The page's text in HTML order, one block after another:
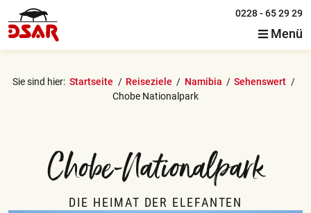
0228 - 65 29 29
Menü
Sie sind hier: Startseite Reiseziele Namibia
Sehenswert
Chobe Nationalpark
Chobe-Nationalpark
DIE HEIMAT DER ELEFANTEN